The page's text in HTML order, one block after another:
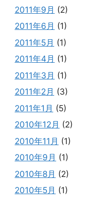
2011年9月 (2)
2011年6月 (1)
2011年5月 (1)
2011年4月 (1)
2011年3月 (1)
2011年2月 (3)
2011年1月 (5)
2010年12月 (2)
2010年11月 (1)
2010年9月 (1)
2010年8月 (2)
2010年5月 (1)